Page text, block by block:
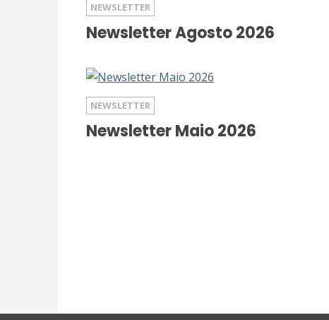
NEWSLETTER
Newsletter Agosto 2026
NEWSLETTER
Newsletter Maio 2026